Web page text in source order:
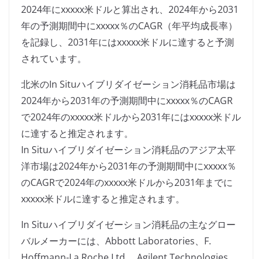
2024年にxxxxx米ドルと算出され、2024年から2031
年の予測期間中にxxxxx％のCAGR（年平均成長率）
を記録し、2031年にはxxxxx米ドルに達すると予測
されています。
北米のIn Situハイブリダイゼーション消耗品市場は
2024年から2031年の予測期間中にxxxxx％のCAGR
で2024年のxxxxx米ドルから2031年にはxxxxx米ドル
に達すると推定されます。
In Situハイブリダイゼーション消耗品のアジア太平
洋市場は2024年から2031年の予測期間中にxxxxx％
のCAGRで2024年のxxxxx米ドルから2031年までに
xxxxx米ドルに達すると推定されます。
In Situハイブリダイゼーション消耗品の主なグロー
バルメーカーには、Abbott Laboratories、F.